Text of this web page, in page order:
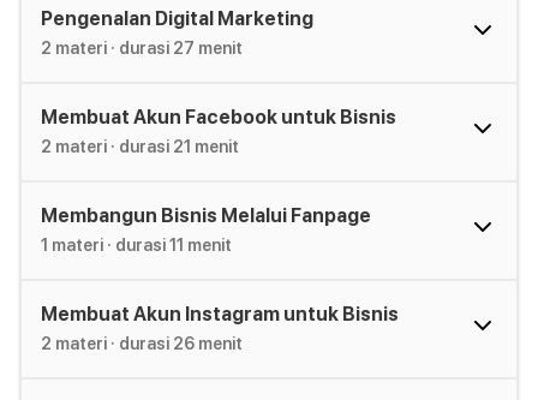
mendukung bisnis
Pengenalan Digital Marketing
2 materi · durasi 27 menit
Membuat Akun Facebook untuk Bisnis
2 materi · durasi 21 menit
Membangun Bisnis Melalui Fanpage
1 materi · durasi11 menit
Membuat Akun Instagram untuk Bisnis
2 materi · durasi 26 menit